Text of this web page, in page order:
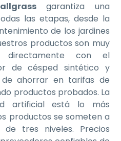
garantiza una
las etapas, desde la
de los jardines
productos son muy
directamente con el
de césped sintético y
ahorrar en tarifas de
productos probados. La
artificial está lo más
productos se someten a
tres niveles. Precios